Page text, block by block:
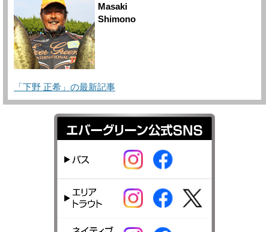
Masaki
Shimono
「下野 正希」の最新記事